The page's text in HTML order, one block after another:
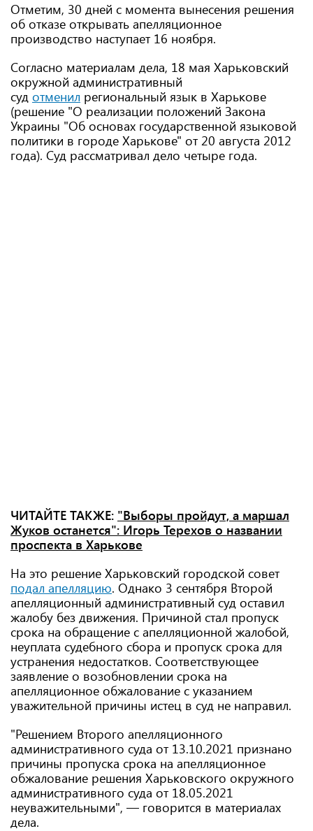
Отметим, 30 дней с момента вынесения решения
об отказе открывать апелляционное
производство наступает 16 ноября.
Согласно материалам дела, 18 мая Харьковский
окружной административный
суд отменил региональный язык в Харькове
(решение "О реализации положений Закона
Украины "Об основах государственной языковой
политики в городе Харькове" от 20 августа 2012
года). Суд рассматривал дело четыре года.
ЧИТАЙТЕ ТАКЖЕ: "Выборы пройдут, а маршал
Жуков останется": Игорь Терехов о названии
проспекта в Харькове
На это решение Харьковский городской совет
подал апелляцию. Однако 3 сентября Второй
апелляционный административный суд оставил
жалобу без движения. Причиной стал пропуск
срока на обращение с апелляционной жалобой,
неуплата судебного сбора и пропуск срока для
устранения недостатков. Соответствующее
заявление о возобновлении срока на
апелляционное обжалование с указанием
уважительной причины истец в суд не направил.
"Решением Второго апелляционного
административного суда от 13.10.2021 признано
причины пропуска срока на апелляционное
обжалование решения Харьковского окружного
административного суда от 18.05.2021
неуважительными", — говорится в материалах
дела.